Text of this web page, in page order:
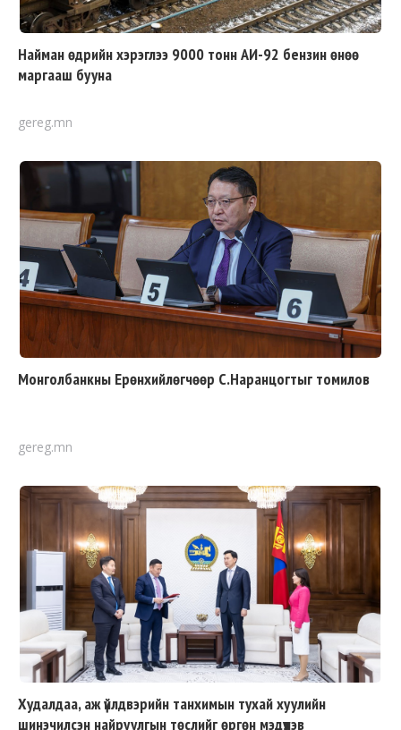
Найман өдрийн хэрэглээ 9000 тонн АИ-92 бензин өнөө
маргааш бууна
gereg.mn
Монголбанкны Ерөнхийлөгчөөр С.Наранцогтыг томилов
gereg.mn
Худалдаа, аж үйлдвэрийн танхимын тухай хуулийн
шинэчилсэн найруулгын төслийг өргөн мэдүүлэв